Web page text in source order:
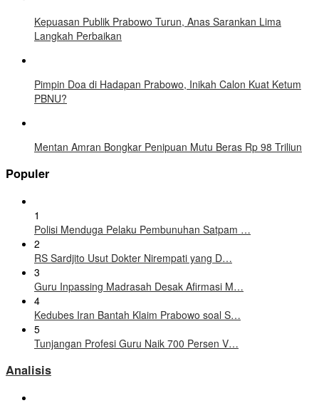
Kepuasan Publik Prabowo Turun, Anas Sarankan Lima
Langkah Perbaikan
Pimpin Doa di Hadapan Prabowo, Inikah Calon Kuat Ketum
PBNU?
Mentan Amran Bongkar Penipuan Mutu Beras Rp 98 Triliun
Populer
1
Polisi Menduga Pelaku Pembunuhan Satpam …
2
RS Sardjito Usut Dokter Nirempati yang D…
3
Guru Inpassing Madrasah Desak Afirmasi M…
4
Kedubes Iran Bantah Klaim Prabowo soal S…
5
Tunjangan Profesi Guru Naik 700 Persen V…
Analisis